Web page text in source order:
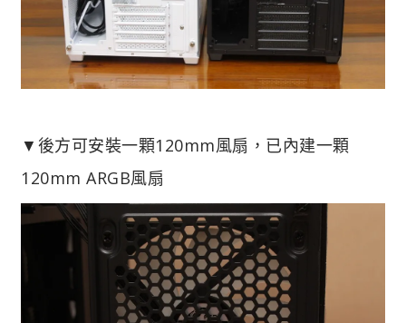
▼後方可安裝一顆120mm風扇，已內建一顆
120mm ARGB風扇